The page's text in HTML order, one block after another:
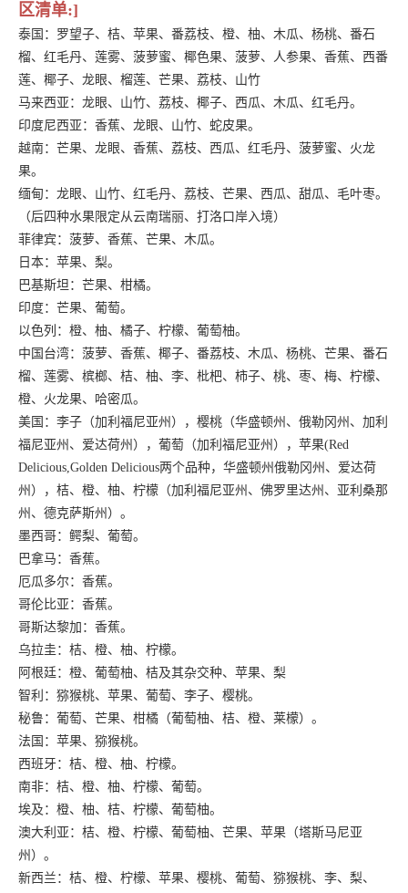
区清单:]
泰国：罗望子、桔、苹果、番荔枝、橙、柚、木瓜、杨桃、番石
榴、红毛丹、莲雾、菠萝蜜、椰色果、菠萝、人参果、香蕉、西番
莲、椰子、龙眼、榴莲、芒果、荔枝、山竹
马来西亚：龙眼、山竹、荔枝、椰子、西瓜、木瓜、红毛丹。
印度尼西亚：香蕉、龙眼、山竹、蛇皮果。
越南：芒果、龙眼、香蕉、荔枝、西瓜、红毛丹、菠萝蜜、火龙
果。
缅甸：龙眼、山竹、红毛丹、荔枝、芒果、西瓜、甜瓜、毛叶枣。
（后四种水果限定从云南瑞丽、打洛口岸入境）
菲律宾：菠萝、香蕉、芒果、木瓜。
日本：苹果、梨。
巴基斯坦：芒果、柑橘。
印度：芒果、葡萄。
以色列：橙、柚、橘子、柠檬、葡萄柚。
中国台湾：菠萝、香蕉、椰子、番荔枝、木瓜、杨桃、芒果、番石
榴、莲雾、槟榔、桔、柚、李、枇杷、柿子、桃、枣、梅、柠檬、
橙、火龙果、哈密瓜。
美国：李子（加利福尼亚州），樱桃（华盛顿州、俄勒冈州、加利
福尼亚州、爱达荷州），葡萄（加利福尼亚州），苹果(Red
Delicious,Golden Delicious两个品种，华盛顿州俄勒冈州、爱达荷
州），桔、橙、柚、柠檬（加利福尼亚州、佛罗里达州、亚利桑那
州、德克萨斯州）。
墨西哥：鳄梨、葡萄。
巴拿马：香蕉。
厄瓜多尔：香蕉。
哥伦比亚：香蕉。
哥斯达黎加：香蕉。
乌拉圭：桔、橙、柚、柠檬。
阿根廷：橙、葡萄柚、桔及其杂交种、苹果、梨
智利：猕猴桃、苹果、葡萄、李子、樱桃。
秘鲁：葡萄、芒果、柑橘（葡萄柚、桔、橙、莱檬）。
法国：苹果、猕猴桃。
西班牙：桔、橙、柚、柠檬。
南非：桔、橙、柚、柠檬、葡萄。
埃及：橙、柚、桔、柠檬、葡萄柚。
澳大利亚：桔、橙、柠檬、葡萄柚、芒果、苹果（塔斯马尼亚
州）。
新西兰：桔、橙、柠檬、苹果、樱桃、葡萄、猕猴桃、李、梨、